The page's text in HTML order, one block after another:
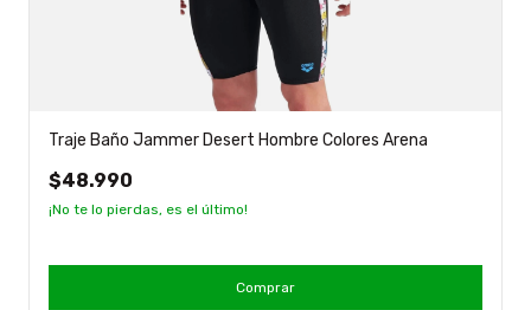
Traje Baño Jammer Desert Hombre Colores Arena
$48.990
¡No te lo pierdas, es el último!
Comprar